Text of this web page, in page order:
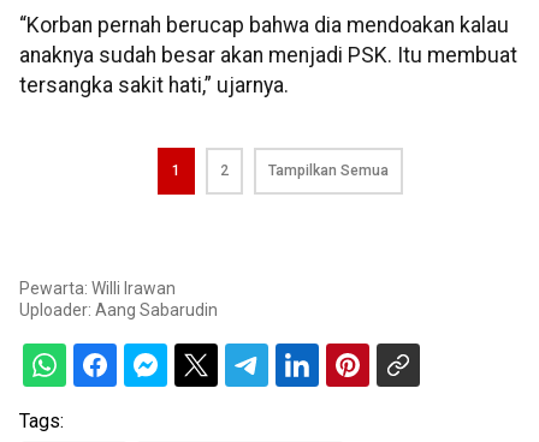
“Korban pernah berucap bahwa dia mendoakan kalau
anaknya sudah besar akan menjadi PSK. Itu membuat
tersangka sakit hati,” ujarnya.
1 2 Tampilkan Semua
Pewarta: Willi Irawan
Uploader: Aang Sabarudin
Tags: